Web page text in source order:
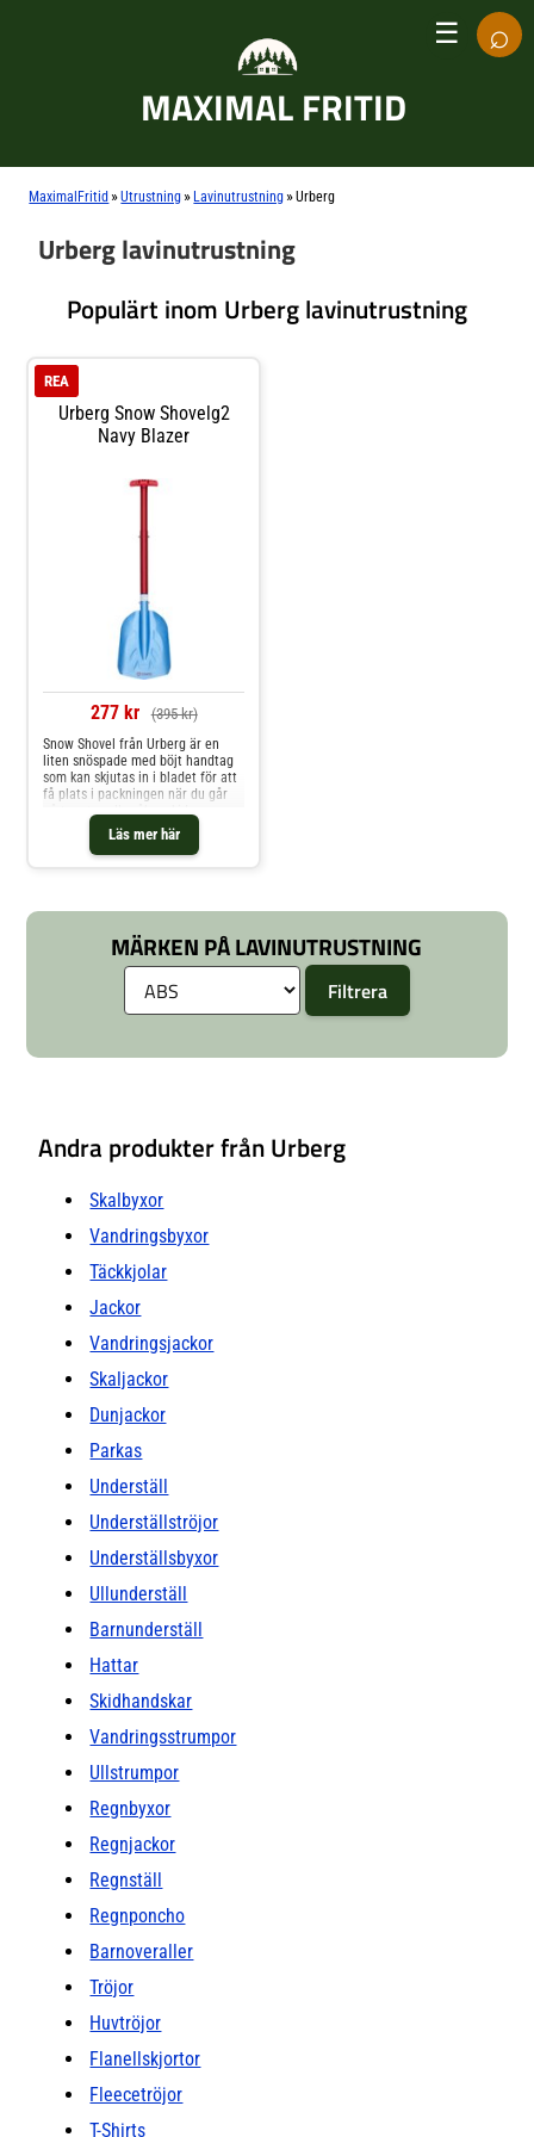
MAXIMAL FRITID
☰ ⌕
MaximalFritid »Utrustning » Lavinutrustning »Urberg
Urberg lavinutrustning
Populärt inom Urberg lavinutrustning
Urberg Snow Shovelg2
Navy Blazer
REA
277 kr (395 kr)
Läs mer här
Snow Shovel från Urberg är en
liten snöspade med böjt handtag
som kan skjutas in i bladet för att
få plats i packningen när du går
på topptur eller åker skidor.
MÄRKEN PÅ LAVINUTRUSTNING
Andra produkter från Urberg
Skalbyxor
Vandringsbyxor
Täckkjolar
Jackor
Vandringsjackor
Skaljackor
Dunjackor
Parkas
Underställ
Underställströjor
Underställsbyxor
Ullunderställ
Barnunderställ
Hattar
Skidhandskar
Vandringsstrumpor
Ullstrumpor
Regnbyxor
Regnjackor
Regnställ
Regnponcho
Barnoveraller
Tröjor
Huvtröjor
Flanellskjortor
Fleecetröjor
T-Shirts